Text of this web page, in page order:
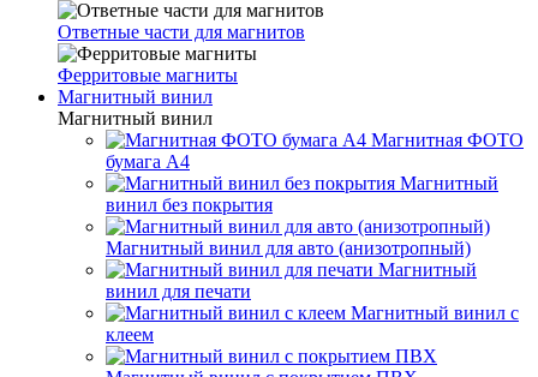
Ответные части для магнитов
Ферритовые магниты
Магнитный винил
Магнитный винил
Магнитная ФОТО
бумага А4
Магнитный
винил без покрытия
Магнитный винил для авто (анизотропный)
Магнитный
винил для печати
Магнитный винил с
клеем